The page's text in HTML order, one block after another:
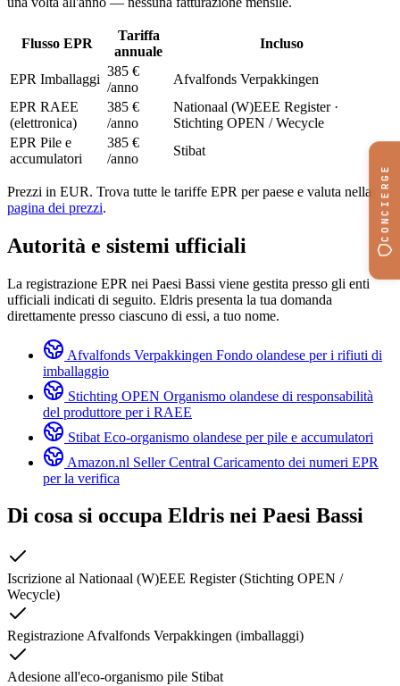
Flusso EPR
Tariffa
annuale
Incluso
EPR Imballaggi
385 €
/anno
Afvalfonds Verpakkingen
EPR RAEE
(elettronica)
385 €
/anno
Nationaal (W)EEE Register ·
Stichting OPEN / Wecycle
EPR Pile e
accumulatori
385 €
/anno
Stibat
Prezzi in EUR. Trova tutte le tariffe EPR per paese e valuta nella
pagina dei prezzi.
Autorità e sistemi ufficiali
La registrazione EPR nei Paesi Bassi viene gestita presso gli enti
ufficiali indicati di seguito. Eldris presenta la tua domanda
direttamente presso ciascuno di essi, a tuo nome.
Afvalfonds Verpakkingen Fondo olandese per i rifiuti di
imballaggio
Stichting OPEN Organismo olandese di responsabilità
del produttore per i RAEE
Stibat Eco-organismo olandese per pile e accumulatori
Amazon.nl Seller Central Caricamento dei numeri EPR
per la verifica
Di cosa si occupa Eldris nei Paesi Bassi
Iscrizione al Nationaal (W)EEE Register (Stichting OPEN /
Wecycle)
Registrazione Afvalfonds Verpakkingen (imballaggi)
Adesione all'eco-organismo pile Stibat
CONCIERGE